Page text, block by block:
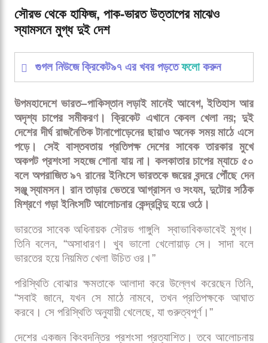
সৌরভ থেকে হাফিজ, পাক-ভারত উত্তাপের মাঝেও স্যামসনে
সৌরভ থেকে হাফিজ, পাক-ভারত উত্তাপের মাঝেও
স্যামসনে মুগ্ধ দুই দেশ
গুগল নিউজে ক্রিকেট৯৭ এর খবর পড়তেফলোকরুন
উপমহাদেশে ভারত–পাকিস্তান লড়াই মানেই আবেগ, ইতিহাস আর
অদৃশ্য চাপের সমীকরণ। ক্রিকেট এখানে কেবল খেলা নয়; দুই
দেশের দীর্ঘ রাজনৈতিক টানাপোড়েনের ছায়াও অনেক সময় মাঠে এসে
পড়ে। সেই বাস্তবতায় প্রতিপক্ষ দেশের সাবেক তারকার মুখে
অকপট প্রশংসা সহজে শোনা যায় না। কলকাতার চাপের ম্যাচে ৫০
বলে অপরাজিত ৯৭ রানের ইনিংসে ভারতকে জয়ের বন্দরে পৌঁছে দেন
সঞ্জু স্যামসন। রান তাড়ার ভেতরে আগ্রাসন ও সংযম, দুটোর সঠিক